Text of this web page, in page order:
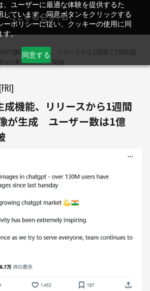
、ユーザーに最適な体験を提供するた
しています。同意ボタンをクリックする
ーポリシーに従い、クッキーの使用に同
す。
同意する
画像生成機能、リリースから1週間で7億枚超
1億3000万人を突破
[FRI]
機能、リリースから1週間
が生成 ユーザー数は1億